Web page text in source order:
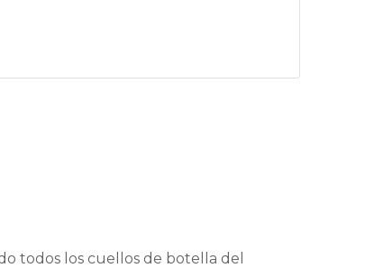
todos los cuellos de botella del